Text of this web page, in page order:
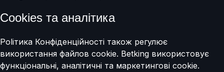
Cookies та аналітика
Polітика Конфіденційності також регулює
використання файлов cookie. Betking використовує
функціональні, аналітичні та маркетингові cookie.